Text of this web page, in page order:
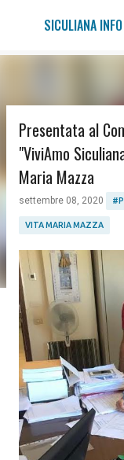
SICULIANA INFO
Presentata al
"ViviAmo
Maria Mazza
settembre 08, 2020
VITA MARIA MAZZA